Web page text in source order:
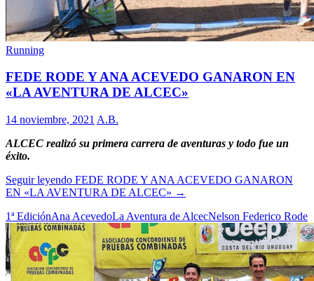
Running
FEDE RODE Y ANA ACEVEDO GANARON EN
«LA AVENTURA DE ALCEC»
14 noviembre, 2021 A.B.
ALCEC realizó su primera carrera de aventuras y todo fue un
éxito.
Seguir leyendo FEDE RODE Y ANA ACEVEDO GANARON
EN «LA AVENTURA DE ALCEC» →
1ª EdiciónAna AcevedoLa Aventura de AlcecNelson Federico Rode